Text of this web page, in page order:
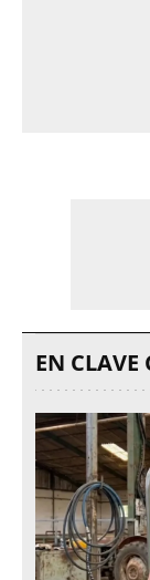
EN CLAVE